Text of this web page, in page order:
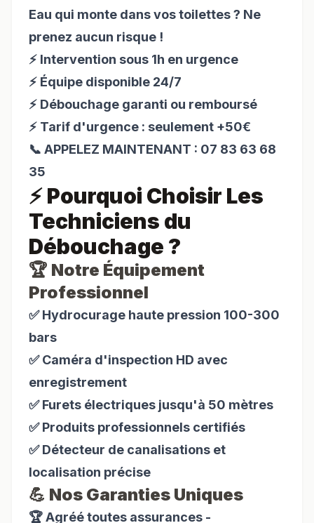
Eau qui monte dans vos toilettes ? Ne
prenez aucun risque !
⚡ Intervention sous 1h en urgence
⚡ Équipe disponible 24/7
⚡ Débouchage garanti ou remboursé
⚡ Tarif d'urgence : seulement +50€
📞 APPELEZ MAINTENANT : 07 83 63 68
35
⚡ Pourquoi Choisir Les
Techniciens du
Débouchage ?
🏆 Notre Équipement
Professionnel
✅ Hydrocurage haute pression 100-300
bars
✅ Caméra d'inspection HD avec
enregistrement
✅ Furets électriques jusqu'à 50 mètres
✅ Produits professionnels certifiés
✅ Détecteur de canalisations et
localisation précise
💪 Nos Garanties Uniques
🏆 Agréé toutes assurances -